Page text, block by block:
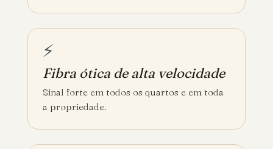
⚡
Fibra ótica de alta velocidade
Sinal forte em todos os quartos e em toda
a propriedade.